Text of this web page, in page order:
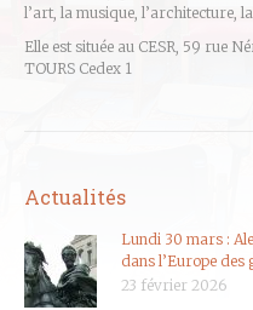
l’art, la musique, l’architecture,
Elle est située au CESR, 59 rue
TOURS Cedex 1
Actualités
Lundi 30 mars :
dans l’Europe
23 février 2026